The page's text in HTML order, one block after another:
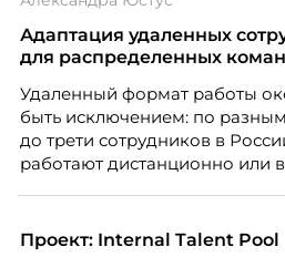
Чеснокова, HR-директор Right
Адаптация удаленных
для распределенных
Удаленный формат работы
быть исключением: по
до трети сотрудников в
работают дистанционно или
адаптация во многом
Проект: Internal Talent Pool